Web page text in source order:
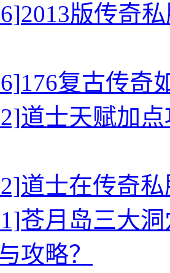
2013版传奇
176复古传奇
道士天赋加
道士在传奇
苍月岛三大
攻略？